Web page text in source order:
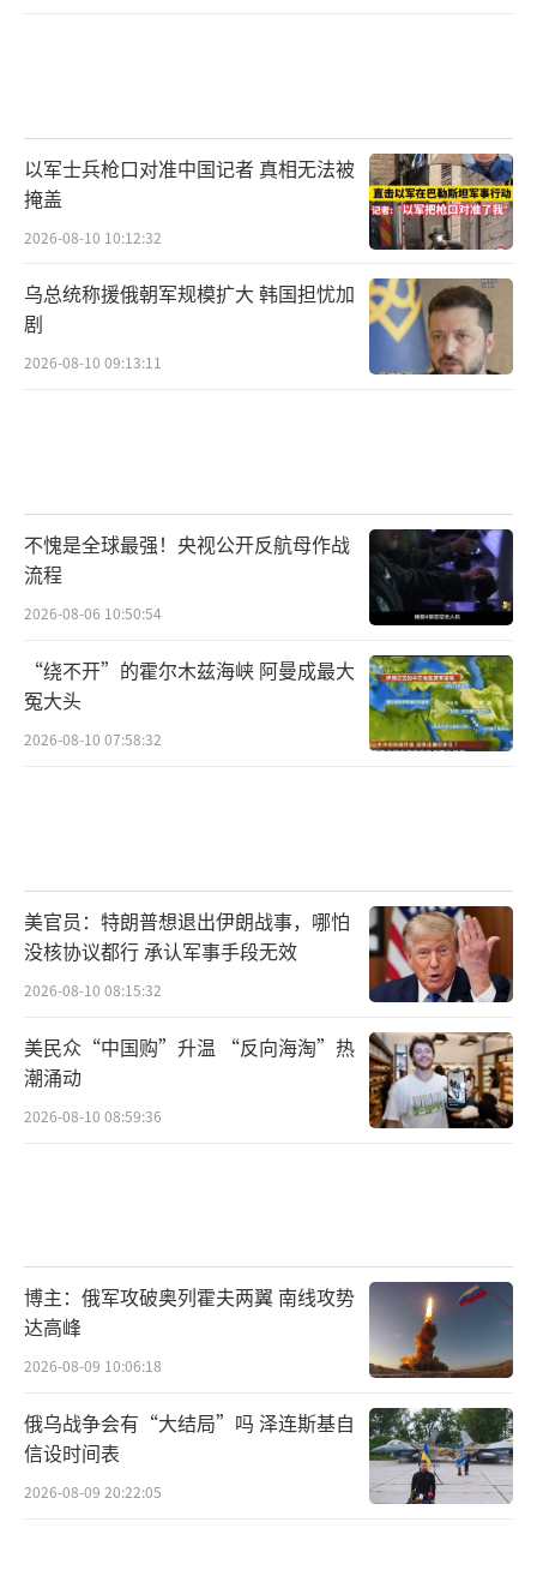
以军士兵枪口对准中国记者 真相无法被
掩盖
2026-08-10 10:12:32
乌总统称援俄朝军规模扩大 韩国担忧加
剧
2026-08-10 09:13:11
不愧是全球最强！央视公开反航母作战
流程
2026-08-06 10:50:54
“绕不开”的霍尔木兹海峡 阿曼成最大
冤大头
2026-08-10 07:58:32
美官员：特朗普想退出伊朗战事，哪怕
没核协议都行 承认军事手段无效
2026-08-10 08:15:32
美民众“中国购”升温 “反向海淘”热
潮涌动
2026-08-10 08:59:36
博主：俄军攻破奥列霍夫两翼 南线攻势
达高峰
2026-08-09 10:06:18
俄乌战争会有“大结局”吗 泽连斯基自
信设时间表
2026-08-09 20:22:05